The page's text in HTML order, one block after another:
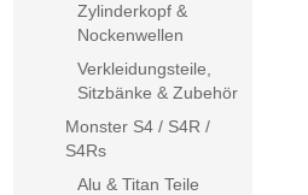
Zylinderkopf &
Nockenwellen
Verkleidungsteile,
Sitzbänke & Zubehör
Monster S4 / S4R /
S4Rs
Alu & Titan Teile